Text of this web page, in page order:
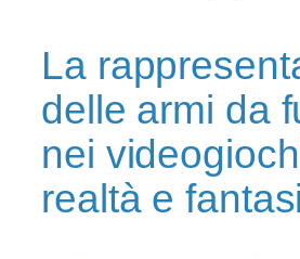
La
delle armi da
nei
realtà e